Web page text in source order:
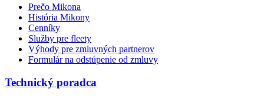
Prečo Mikona
História Mikony
Cenníky
Služby pre fleety
Výhody pre zmluvných partnerov
Formulár na odstúpenie od zmluvy
Technický poradca